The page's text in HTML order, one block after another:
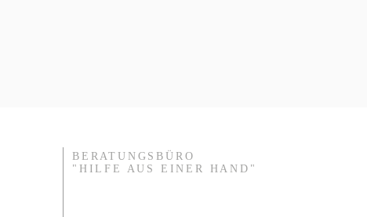
BERATUNGSBÜRO
"HILFE AUS EINER HAND"